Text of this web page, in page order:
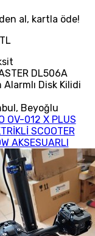
al, kartla öde!
DL506A
Alarmlı Disk Kilidi
, Beyoğlu
OV-012 X PLUS
SCOOTER
AKSESUARLI